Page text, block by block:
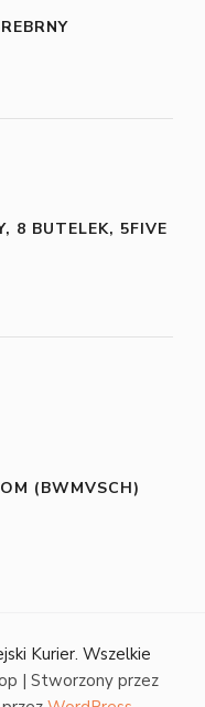
8 BUTELEK, 5FIVE
(BWMVSCH)
Kurier. Wszelkie
| Stworzony przez